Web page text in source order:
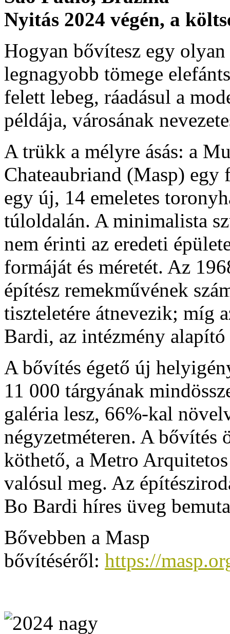
Nyitás 2024 végén, a
Hogyan bővítesz egy
legnagyobb tömege
felett lebeg, ráadásul a
példája, városának
A trükk a mélyre ásás: a
Chateaubriand (Masp)
egy új, 14 emeletes
túloldalán. A minimalista
nem érinti az eredeti
formáját és méretét. Az
építész remekművének
tiszteletére átnevezik; míg
Bardi, az intézmény
A bővítés égető új
11 000 tárgyának
galéria lesz, 66%-kal
négyzetméteren. A bővítés
köthető, a Metro Arquitetos
valósul meg. Az
Bo Bardi híres üveg
Bővebben a Masp
bővítéséről: https://